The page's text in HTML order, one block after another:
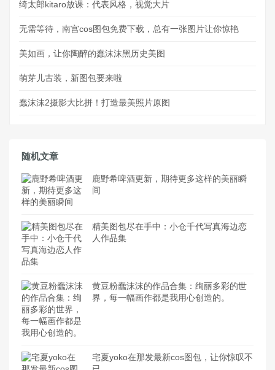
绮太郎kitaro放课：代表风格，视觉大片
无需等待，南宫cos图包免费下载，总有一张图片让你惊艳
美如画，让你陶醉的蠢沫沫黑历史美图
萌芽儿古装，新图包要来啦
蠢沫沫2摄影大比拼！打造最美照片原图
随机文章
鹿野希啤酒更新，期待更多这样的美丽瞬
间
精美图包尽在手中：小仓千代写真海边恋
人作品集
黄豆粉蠢沫沫的作品合集：绚丽多彩的世
界，每一幅画作都是我用心创造的。
宅夏yoko在那发最新cos图包，让你惊叹不